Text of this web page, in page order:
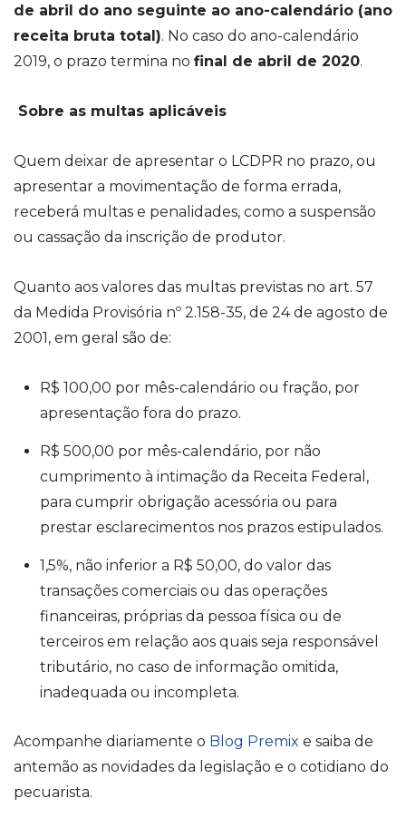
de abril do ano seguinte ao ano-calendário (ano
receita bruta total). No caso do ano-calendário
2019, o prazo termina no final de abril de 2020.
Sobre as multas aplicáveis
Quem deixar de apresentar o LCDPR no prazo, ou
apresentar a movimentação de forma errada,
receberá multas e penalidades, como a suspensão
ou cassação da inscrição de produtor.
Quanto aos valores das multas previstas no art. 57
da Medida Provisória nº 2.158-35, de 24 de agosto de
2001, em geral são de:
R$ 100,00 por mês-calendário ou fração, por
apresentação fora do prazo.
R$ 500,00 por mês-calendário, por não
cumprimento à intimação da Receita Federal,
para cumprir obrigação acessória ou para
prestar esclarecimentos nos prazos estipulados.
1,5%, não inferior a R$ 50,00, do valor das
transações comerciais ou das operações
financeiras, próprias da pessoa física ou de
terceiros em relação aos quais seja responsável
tributário, no caso de informação omitida,
inadequada ou incompleta.
Acompanhe diariamente o Blog Premix e saiba de
antemão as novidades da legislação e o cotidiano do
pecuarista.